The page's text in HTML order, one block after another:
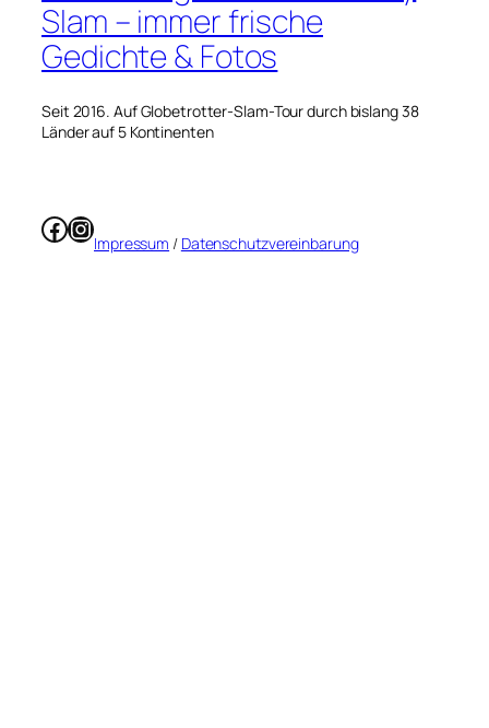
Slam – immer frische
Gedichte & Fotos
Seit 2016. Auf Globetrotter-Slam-Tour durch bislang 38
Länder auf 5 Kontinenten
Facebook
Instagram
Impressum / Datenschutzvereinbarung